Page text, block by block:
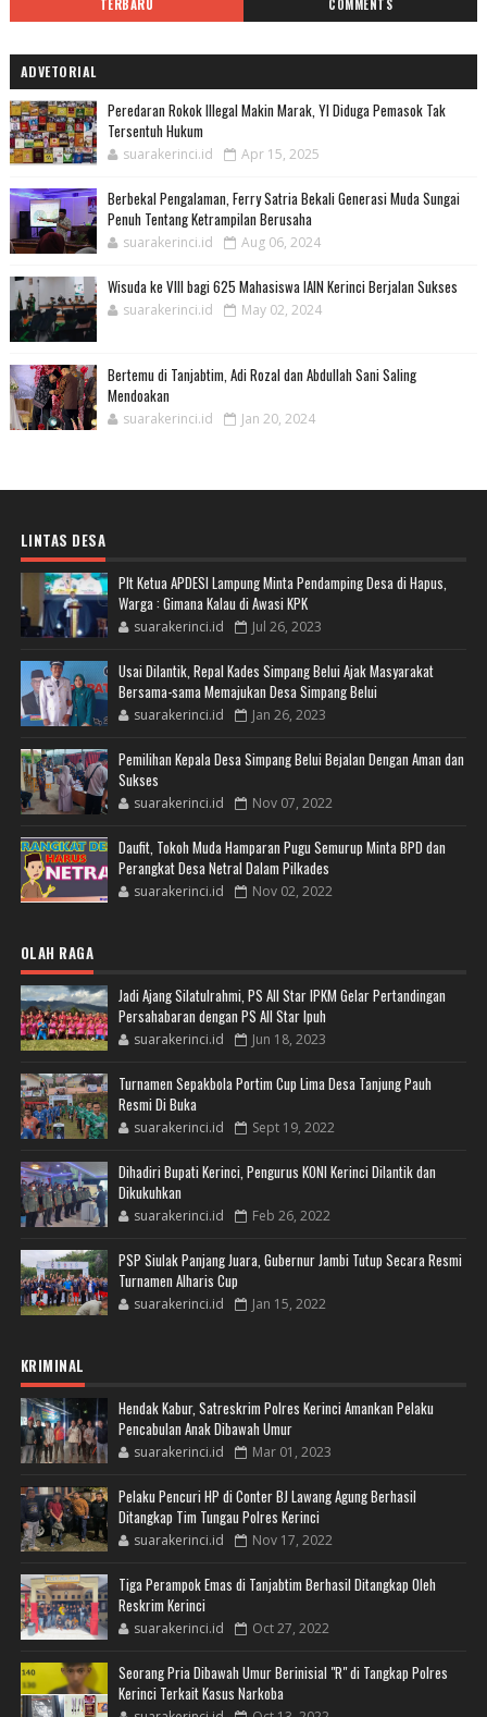
TERBARU COMMENTS
ADVETORIAL
Peredaran Rokok Illegal Makin Marak, YI Diduga Pemasok Tak
Tersentuh Hukum
suarakerinci.id Apr 15, 2025
Berbekal Pengalaman, Ferry Satria Bekali Generasi Muda Sungai
Penuh Tentang Ketrampilan Berusaha
suarakerinci.id Aug 06, 2024
Wisuda ke VIII bagi 625 Mahasiswa IAIN Kerinci Berjalan Sukses
suarakerinci.id May 02, 2024
Bertemu di Tanjabtim, Adi Rozal dan Abdullah Sani Saling
Mendoakan
suarakerinci.id Jan 20, 2024
LINTAS DESA
Plt Ketua APDESI Lampung Minta Pendamping Desa di Hapus,
Warga : Gimana Kalau di Awasi KPK
suarakerinci.id Jul 26, 2023
Usai Dilantik, Repal Kades Simpang Belui Ajak Masyarakat
Bersama-sama Memajukan Desa Simpang Belui
suarakerinci.id Jan 26, 2023
Pemilihan Kepala Desa Simpang Belui Bejalan Dengan Aman dan
Sukses
suarakerinci.id Nov 07, 2022
Daufit, Tokoh Muda Hamparan Pugu Semurup Minta BPD dan
Perangkat Desa Netral Dalam Pilkades
suarakerinci.id Nov 02, 2022
OLAH RAGA
Jadi Ajang Silatulrahmi, PS All Star IPKM Gelar Pertandingan
Persahabaran dengan PS All Star Ipuh
suarakerinci.id Jun 18, 2023
Turnamen Sepakbola Portim Cup Lima Desa Tanjung Pauh
Resmi Di Buka
suarakerinci.id Sept 19, 2022
Dihadiri Bupati Kerinci, Pengurus KONI Kerinci Dilantik dan
Dikukuhkan
suarakerinci.id Feb 26, 2022
PSP Siulak Panjang Juara, Gubernur Jambi Tutup Secara Resmi
Turnamen Alharis Cup
suarakerinci.id Jan 15, 2022
KRIMINAL
Hendak Kabur, Satreskrim Polres Kerinci Amankan Pelaku
Pencabulan Anak Dibawah Umur
suarakerinci.id Mar 01, 2023
Pelaku Pencuri HP di Conter BJ Lawang Agung Berhasil
Ditangkap Tim Tungau Polres Kerinci
suarakerinci.id Nov 17, 2022
Tiga Perampok Emas di Tanjabtim Berhasil Ditangkap Oleh
Reskrim Kerinci
suarakerinci.id Oct 27, 2022
Seorang Pria Dibawah Umur Berinisial "R" di Tangkap Polres
Kerinci Terkait Kasus Narkoba